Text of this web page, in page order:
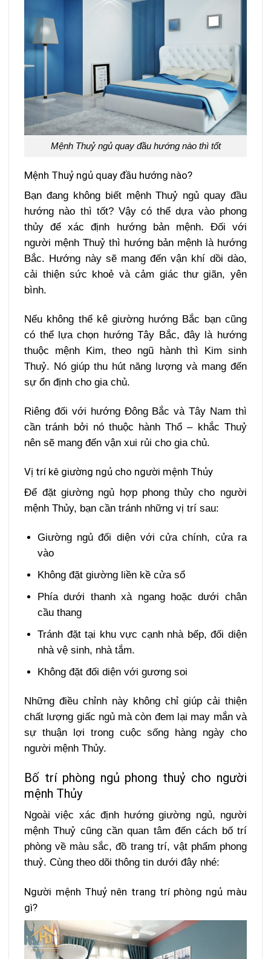
Mệnh Thuỷ ngủ quay đầu hướng nào thì tốt
Mệnh Thuỷ ngủ quay đầu hướng nào?
Bạn đang không biết mệnh Thuỷ ngủ quay đầu
hướng nào thì tốt? Vậy có thể dựa vào phong
thủy để xác định hướng bản mệnh. Đối với
người mệnh Thuỷ thì hướng bản mệnh là hướng
Bắc. Hướng này sẽ mang đến vận khí dồi dào,
cải thiện sức khoẻ và cảm giác thư giãn, yên
bình.
Nếu không thể kê giường hướng Bắc bạn cũng
có thể lựa chọn hướng Tây Bắc, đây là hướng
thuộc mệnh Kim, theo ngũ hành thì Kim sinh
Thuỷ. Nó giúp thu hút năng lượng và mang đến
sự ổn định cho gia chủ.
Riêng đối với hướng Đông Bắc và Tây Nam thì
cần tránh bởi nó thuộc hành Thổ – khắc Thuỷ
nên sẽ mang đến vận xui rủi cho gia chủ.
Vị trí kê giường ngủ cho người mệnh Thủy
Để đặt giường ngủ hợp phong thủy cho người
mệnh Thủy, bạn cần tránh những vị trí sau:
Giường ngủ đối diện với cửa chính, cửa ra
vào
Không đặt giường liền kề cửa sổ
Phía dưới thanh xà ngang hoặc dưới chân
cầu thang
Tránh đặt tại khu vực cạnh nhà bếp, đối diện
nhà vệ sinh, nhà tắm.
Không đặt đối diện với gương soi
Những điều chỉnh này không chỉ giúp cải thiện
chất lượng giấc ngủ mà còn đem lại may mắn và
sự thuận lợi trong cuộc sống hàng ngày cho
người mệnh Thủy.
Bố trí phòng ngủ phong thuỷ cho người
mệnh Thủy
Ngoài việc xác định hướng giường ngủ, người
mệnh Thuỷ cũng cần quan tâm đến cách bố trí
phòng về màu sắc, đồ trang trí, vật phẩm phong
thuỷ. Cùng theo dõi thông tin dưới đây nhé:
Người mệnh Thuỷ nên trang trí phòng ngủ màu
gì?